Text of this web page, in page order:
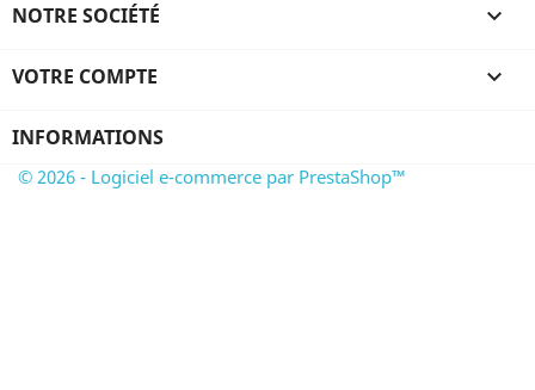
NOTRE SOCIÉTÉ 
VOTRE COMPTE 
INFORMATIONS
© 2026 - Logiciel e-commerce par PrestaShop™